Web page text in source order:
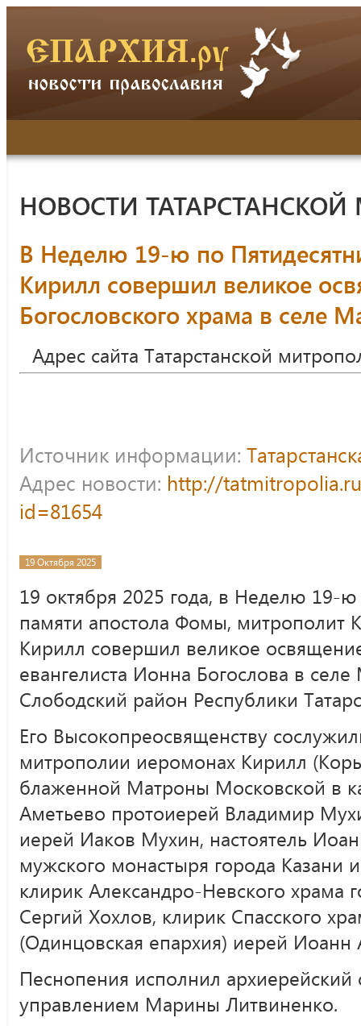
НОВОСТИ
В Неделю 19-ю по
Кирилл совершил великое
Богословского храма в селе
Адрес сайта Татарстанской
Источник информации:
Адрес новости: http://
id=81654
19 Октября 2025
19 октября 2025 года, в Неделю 19-
памяти апостола Фомы, митрополит
Кирилл совершил великое
евангелиста Ионна Богослова в
Слободский район Республики
Его Высокопреосвященству
митрополии иеромонах Кирилл
блаженной Матроны Московской в
Аметьево протоиерей Владимир
иерей Иаков Мухин, настоятель
мужского монастыря города Казани
клирик Александро-Невского храма
Сергий Хохлов, клирик Спасского
(Одинцовская епархия) иерей Иоанн
Песнопения исполнил
управлением Марины Литвиненко.